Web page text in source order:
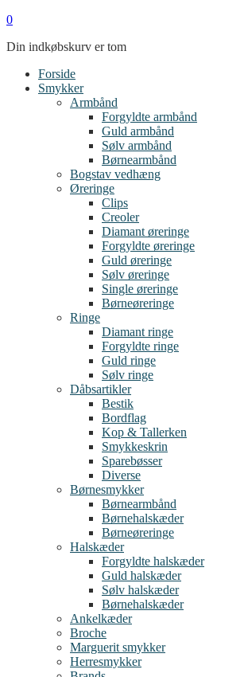
0
Din indkøbskurv er tom
Forside
Smykker
Armbånd
Forgyldte armbånd
Guld armbånd
Sølv armbånd
Børnearmbånd
Bogstav vedhæng
Øreringe
Clips
Creoler
Diamant øreringe
Forgyldte øreringe
Guld øreringe
Sølv øreringe
Single øreringe
Børneøreringe
Ringe
Diamant ringe
Forgyldte ringe
Guld ringe
Sølv ringe
Dåbsartikler
Bestik
Bordflag
Kop & Tallerken
Smykkeskrin
Sparebøsser
Diverse
Børnesmykker
Børnearmbånd
Børnehalskæder
Børneøreringe
Halskæder
Forgyldte halskæder
Guld halskæder
Sølv halskæder
Børnehalskæder
Ankelkæder
Broche
Marguerit smykker
Herresmykker